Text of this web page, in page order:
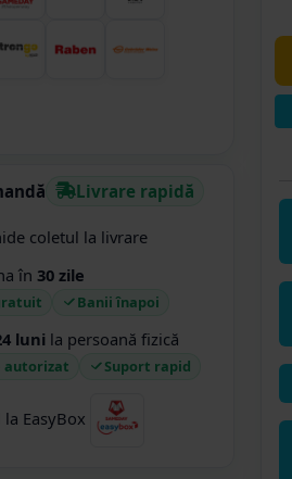
Livrare rapidă
coletul la livrare
în 30 zile
Banii înapoi
luni la persoană fizică
autorizat Suport rapid
EasyBox